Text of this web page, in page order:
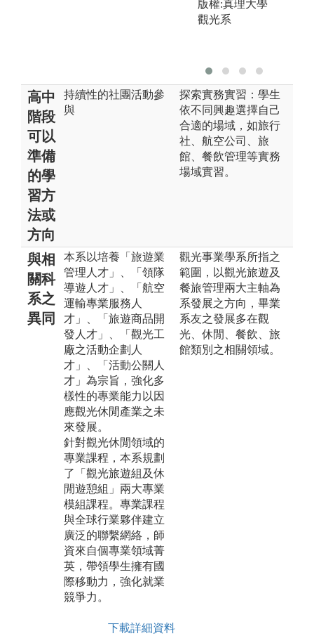
版權:真理大學
觀光系
高中
階段
可以
準備
的學
習方
法或
方向
持續性的社團活動參
與
探索實務實習：學生
依不同興趣選擇自己
合適的場域，如旅行
社、航空公司、旅
館、餐飲管理等實務
場域實習。
與相
關科
系之
異同
本系以培養「旅遊業
管理人才」、「領隊
導遊人才」、「航空
運輸專業服務人
才」、「旅遊商品開
發人才」、「觀光工
廠之活動企劃人
才」、「活動公關人
才」為宗旨，強化多
樣性的專業能力以因
應觀光休閒產業之未
來發展。
針對觀光休閒領域的
專業課程，本系規劃
了「觀光旅遊組及休
閒遊憩組」兩大專業
模組課程。專業課程
與全球行業夥伴建立
廣泛的聯繫網絡，師
資來自個專業領域菁
英，帶領學生擁有國
際移動力，強化就業
競爭力。
下載詳細資料
觀光事業學系所指之
範圍，以觀光旅遊及
餐旅管理兩大主軸為
系發展之方向，畢業
系友之發展多在觀
光、休閒、餐飲、旅
館類別之相關領域。